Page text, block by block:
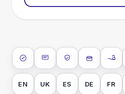
ISO 27001SOC 2 Type II
GDPR
EN UK ES DE FR